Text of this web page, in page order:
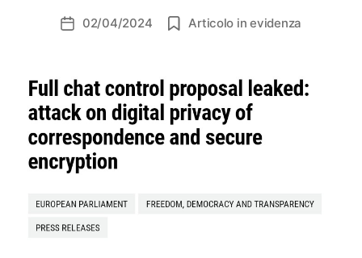
Data02/04/2024 Articolo in evidenza